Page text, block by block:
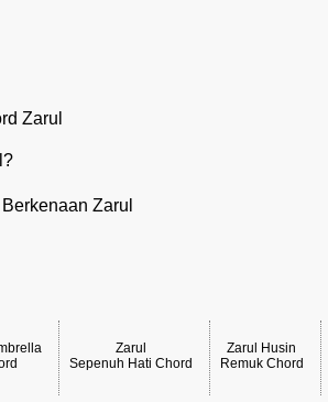
Zarul
Zarul
Zarul
Sepenuh Hati Chord
Zarul Husin
Remuk Chord